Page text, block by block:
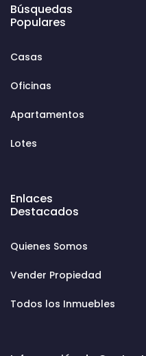
Búsquedas
Populares
Casas
Oficinas
Apartamentos
Lotes
Enlaces
Destacados
Quienes Somos
Vender Propiedad
Todos los Inmuebles